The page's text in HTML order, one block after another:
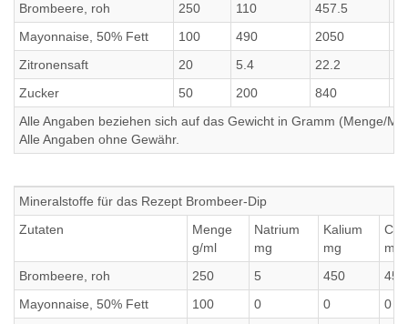
Brombeere, roh
250 110 457.5
Mayonnaise, 50% Fett
100 490 2050
Zitronensaft
20 5.4 22.2
Zucker
50 200 840
Alle Angaben beziehen sich auf das Gewicht in Gramm (Menge/
Alle Angaben ohne Gewähr.
Mineralstoffe für das Rezept Brombeer-Dip
Zutaten
Menge
g/ml
Natrium
mg
Kalium
mg
mg
Brombeere, roh
250 5 450
450
Mayonnaise, 50% Fett
100 0 0
0